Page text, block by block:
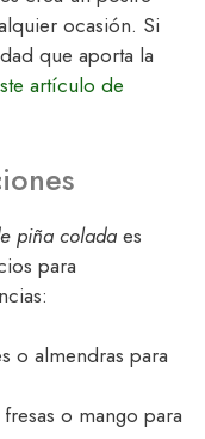
ocasión. Si
que aporta la
artículo de
piña colada es
para
o almendras para
o mango para